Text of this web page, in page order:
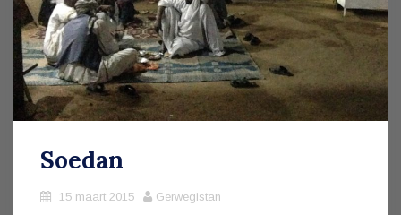
Soedan
15 maart 2015 Gerwegistan